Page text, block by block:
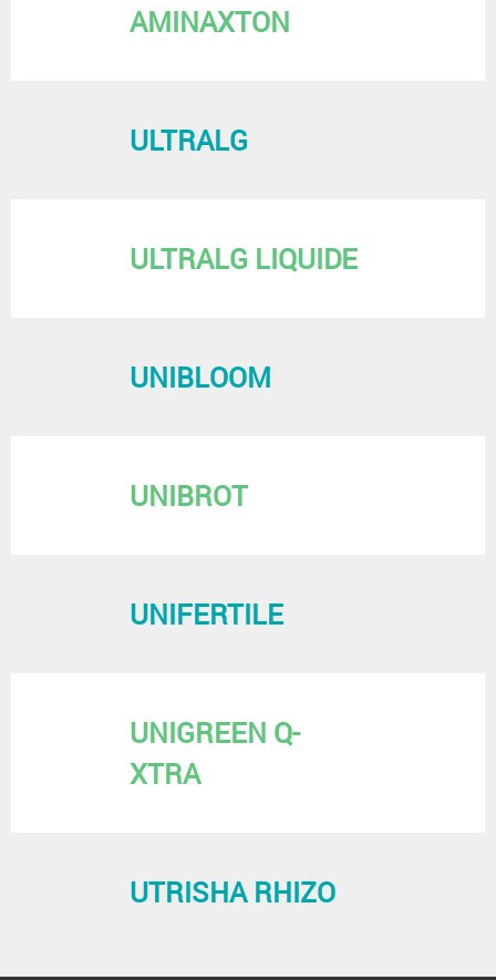
AMINAXTON
ULTRALG
ULTRALG LIQUIDE
UNIBLOOM
UNIBROT
UNIFERTILE
UNIGREEN Q-
XTRA
UTRISHA RHIZO